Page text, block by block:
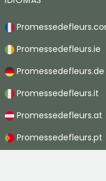
Promessedefleurs.ie
Promessedefleurs.de
Promessedefleurs.it
Promessedefleurs.at
Promessedefleurs.pt